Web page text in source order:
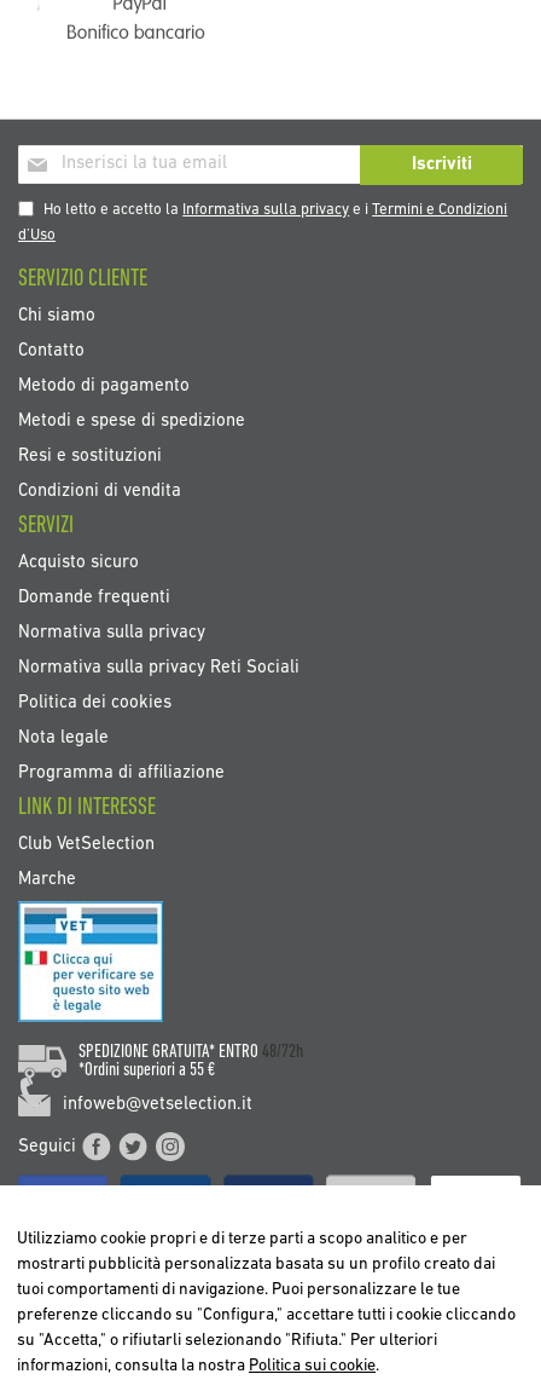
Iscriviti
alla
nostra
Newsletter:
Iscriviti
Ho letto e accetto la Informativa sulla privacy e i
Termini e Condizioni
d’Uso
SERVIZIO CLIENTE
Chi siamo
Contatto
Metodo di pagamento
Metodi e spese di spedizione
Resi e sostituzioni
Condizioni di vendita
SERVIZI
Acquisto sicuro
Domande frequenti
Normativa sulla privacy
Normativa sulla privacy Reti Sociali
Politica dei cookies
Nota legale
Programma di affiliazione
LINK DI INTERESSE
Club VetSelection
Marche
SPEDIZIONE GRATUITA* ENTRO 48/72h
*Ordini superiori a 55 €
infoweb@vetselection.it
Seguici
BELGIË / BELGIQUE
DEUTSCHLAND
ESPAÑA
Utilizziamo cookie propri e di terze parti a scopo analitico e per
mostrarti pubblicità personalizzata basata su un profilo creato dai
tuoi comportamenti di navigazione. Puoi personalizzare le tue
preferenze cliccando su "Configura," accettare tutti i cookie cliccando
su "Accetta," o rifiutarli selezionando "Rifiuta." Per ulteriori
informazioni, consulta la nostra Politica sui cookie.